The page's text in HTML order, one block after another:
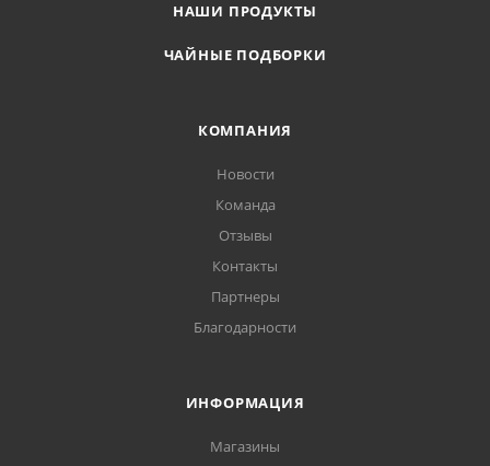
НАШИ ПРОДУКТЫ
ЧАЙНЫЕ ПОДБОРКИ
КОМПАНИЯ
Новости
Команда
Отзывы
Контакты
Партнеры
Благодарности
ИНФОРМАЦИЯ
Магазины